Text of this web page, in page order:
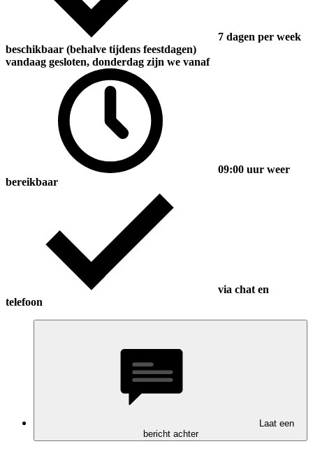
7 dagen per week
beschikbaar (behalve tijdens feestdagen)
vandaag gesloten, donderdag zijn we vanaf
09:00 uur weer
bereikbaar
via chat en
telefoon
Laat een
bericht achter